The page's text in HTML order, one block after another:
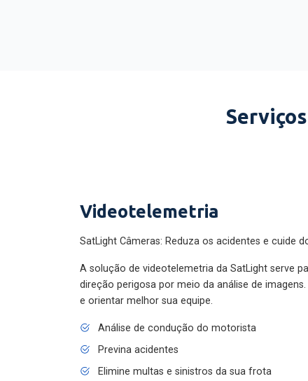
Videotelemetria
SatLight Câmeras: Reduza os acidentes e cuide
A solução de videotelemetria da SatLight serve
direção perigosa por meio da análise de
e orientar melhor sua equipe.
Análise de condução do motorista
Previna acidentes
Elimine multas e sinistros da sua frota